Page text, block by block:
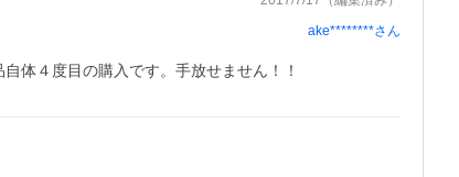
ake********さん
体４度目の購入です。手放せません！！